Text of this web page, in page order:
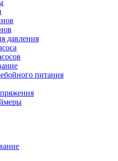
давления
питания